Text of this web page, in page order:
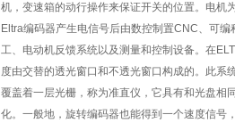
机，变速箱的动行操作来保证开关的位置。电机
Eltra编码器产生电信号后由数控制置CNC、可
工、电动机反馈系统以及测量和控制设备。在
度由交替的透光窗口和不透光窗口构成的。此系
覆盖着一层光栅，称为准直仪，它具有和光盘相
化。一般地，旋转编码器也能得到一个速度信号